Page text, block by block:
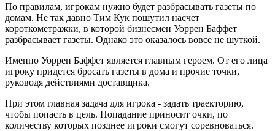
По правилам, игрокам нужно будет разбрасывать газеты по
домам. Не так давно Тим Кук пошутил насчет
короткометражки, в которой бизнесмен Уоррен Баффет
разбрасывает газеты. Однако это оказалось вовсе не шуткой.
Именно Уоррен Баффет является главным героем. От его лица
игроку придется бросать газеты в дома и прочие точки,
руководя действиями доставщика.
При этом главная задача для игрока - задать траекторию,
чтобы попасть в цель. Попадание приносит очки, по
количеству которых позднее игроки смогут соревноваться.